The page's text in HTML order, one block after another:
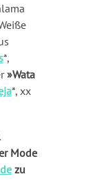
*,
»Wata
*, xx
Mode
zu